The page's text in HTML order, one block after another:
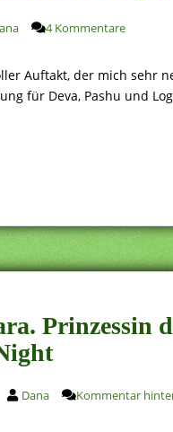
4 Kommentare
Auftakt, der mich sehr
für Deva, Pashu und
Prinzessin
Dana Kommentar